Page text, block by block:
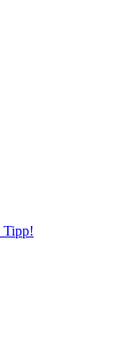
Tipp!